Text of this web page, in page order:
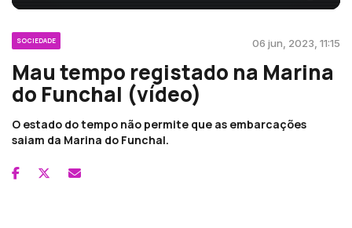
SOCIEDADE 06 jun, 2023, 11:15
Mau tempo registado na Marina
do Funchal (vídeo)
O estado do tempo não permite que as embarcações
saiam da Marina do Funchal.